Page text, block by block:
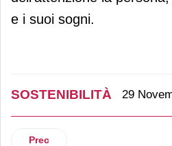
e i suoi sogni.
SOSTENIBILITÀ 29
Articolo precedente: Alpla in
Prec